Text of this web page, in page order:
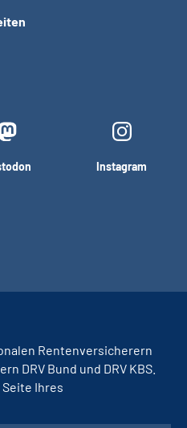
Instagram
Rentenversicherern
DRV Bund und DRV KBS.
Ihres